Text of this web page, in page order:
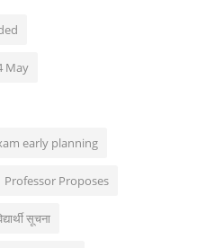
May
early planning
Professor Proposes
सूचना